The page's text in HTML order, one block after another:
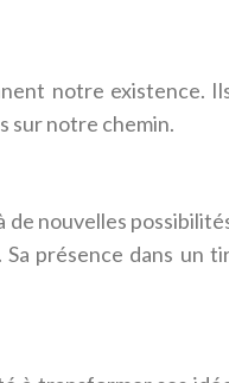
notre existence.
sur notre chemin.
nouvelles
présence dans un